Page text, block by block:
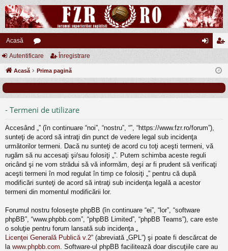
Acasă
or
u eg
Autentificare Înregistrare
Acasă Prima pagină
- Termeni de utilizare
Accesând „” (în continuare “noi”, “nostru”, “”, “https://www.fzr.ro/forum”),
sunteţi de acord să intraţi din punct de vedere legal sub incidenţa
următorilor termeni. Dacă nu sunteţi de acord cu toţi aceşti termeni, vă
rugăm să nu accesaţi şi/sau folosiţi „”. Putem schimba aceste reguli
oricând şi ne vom strădui să vă informăm, deşi ar fi prudent să verificaţi
aceşti termeni în mod regulat în timp ce folosiţi „” pentru că după
modificări sunteţi de acord să intraţi sub incidenţa legală a acestor
termeni din momentul modificării lor.
Forumul nostru foloseşte phpBB (în continuare “ei”, “lor”, “software
phpBB”, “www.phpbb.com”, “phpBB Limited”, “phpBB Teams”), care este
o soluţie pentru forum lansată sub incidenţa „
Licenţei Generală Publică v.2” (abreviată „GPL”) şi poate fi descărcat de
la www.phpbb.com . Software-ul phpBB facilitează doar discuţiile care au